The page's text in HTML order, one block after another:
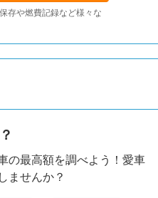
存や燃費記録など様々な
の最高額を調べよう！愛車
ませんか？